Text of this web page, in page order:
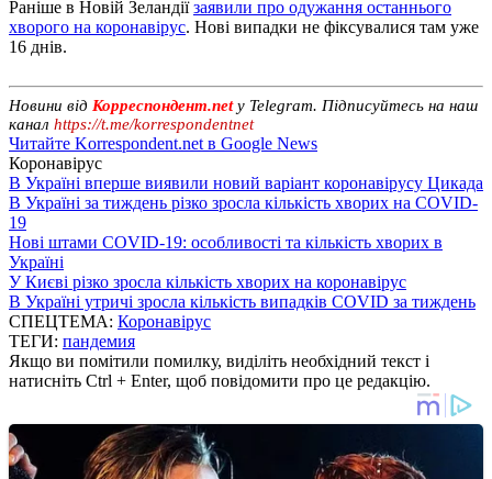
Раніше в Новій Зеландіїзаявили про одужання останнього
хворого на коронавірус. Нові випадки не фіксувалися там уже
16 днів.
Новини від Корреспондент.netу Telegram. Підписуйтесь на наш
канал https://t.me/korrespondentnet
Читайте Korrespondent.net в Google News
Коронавірус
В Україні вперше виявили новий варіант коронавірусу Цикада
В Україні за тиждень різко зросла кількість хворих на COVID-
19
Нові штами COVID-19: особливості та кількість хворих в
Україні
У Києві різко зросла кількість хворих на коронавірус
В Україні утричі зросла кількість випадків COVID за тиждень
СПЕЦТЕМА: Коронавірус
ТЕГИ: пандемия
Якщо ви помітили помилку, виділіть необхідний текст і
натисніть Ctrl + Enter, щоб повідомити про це редакцію.